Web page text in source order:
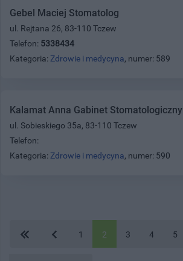
Gebel Maciej Stomatolog
ul. Rejtana 26, 83-110 Tczew
Telefon: 5338434
Kategoria: Zdrowie i medycyna, numer: 589
Kalamat Anna Gabinet Stomatologiczny
ul. Sobieskiego 35a, 83-110 Tczew
Telefon:
Kategoria: Zdrowie i medycyna, numer: 590
1 2 3 4 5